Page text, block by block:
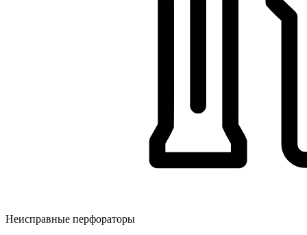
Неисправные перфораторы